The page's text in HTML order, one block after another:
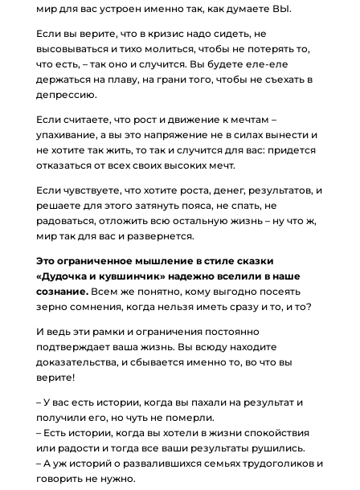
мир для вас устроен именно так, как думаете ВЫ.
Если вы верите, что в кризис надо сидеть, не
высовываться и тихо молиться, чтобы не потерять то,
что есть, – так оно и случится. Вы будете еле-еле
держаться на плаву, на грани того, чтобы не съехать в
депрессию.
Если считаете, что рост и движение к мечтам –
упахивание, а вы это напряжение не в силах вынести и
не хотите так жить, то так и случится для вас: придется
отказаться от всех своих высоких мечт.
Если чувствуете, что хотите роста, денег, результатов, и
решаете для этого затянуть пояса, не спать, не
радоваться, отложить всю остальную жизнь – ну что ж,
мир так для вас и развернется.
Это ограниченное мышление в стиле сказки
«Дудочка и кувшинчик» надежно вселили в наше
сознание.Всем же понятно, кому выгодно посеять
зерно сомнения, когда нельзя иметь сразу и то, и то?
И ведь эти рамки и ограничения постоянно
подтверждает ваша жизнь. Вы всюду находите
доказательства, и сбывается именно то, во что вы
верите!
– У вас есть истории, когда вы пахали на результат и
получили его, но чуть не померли.
– Есть истории, когда вы хотели в жизни спокойствия
или радости и тогда все ваши результаты рушились.
– А уж историй о развалившихся семьях трудоголиков и
говорить не нужно.